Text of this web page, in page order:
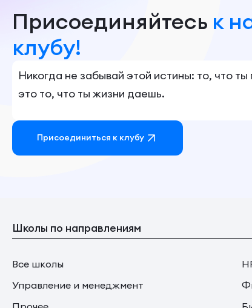
Присоединяйтесь к
клубу!
Никогда не забывай этой истины: то, что
это то, что ты жизни даешь.
Присоединиться к клубу
Школы по направлениям
Все школы
Управление и менеджмент